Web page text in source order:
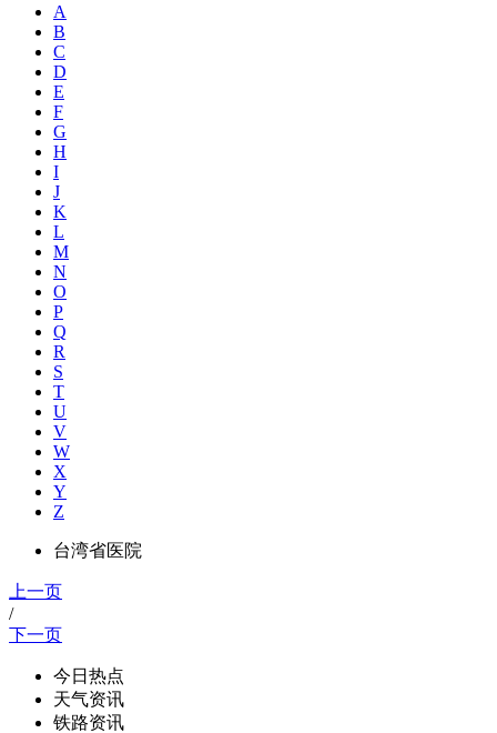
A
B
C
D
E
F
G
H
I
J
K
L
M
N
O
P
Q
R
S
T
U
V
W
X
Y
Z
台湾省医院
上一页
/
下一页
今日热点
天气资讯
铁路资讯